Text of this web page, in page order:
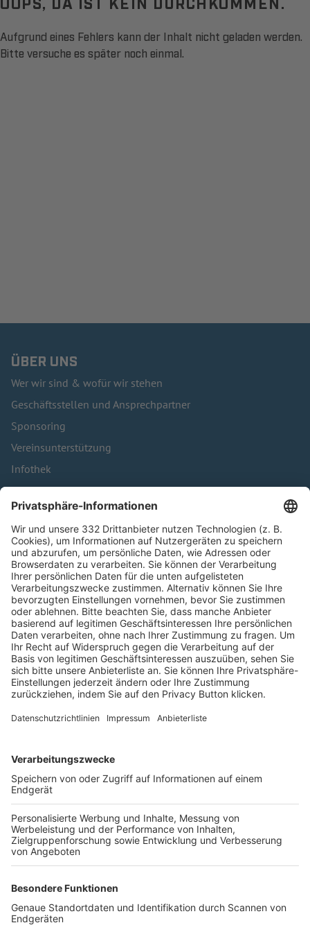
Aufgrund eines Fehlers kann der Inhalt nicht geladen werden.
Bitte versuche es später noch einmal.
ÜBER UNS
Wer wir sind & wofür wir stehen
Geschäftsstellen und Ansprechpartner
Sponsoring
Vereinsunterstützung
Infothek
Kontakt
HÄUFIG BESUCHTE SEITEN
Pässe und Vereinswechsel
Trainerausbildung
Schulungsangebot Vereinsmitarbeiter
BFV-Geschäftsstellen
Trainerbörse
Login SpielPlus
FOLGE DEM BFV
TOP-VEREINE
TOP-PARTNER